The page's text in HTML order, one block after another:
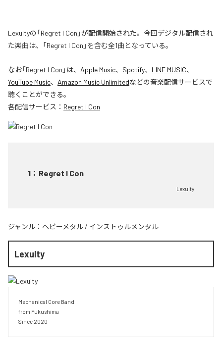
Lexultyの「Regret I Con」が配信開始された。今回デジタル配信され
た楽曲は、「Regret I Con」を含む全1曲となっている。
なお「Regret I Con 」は、 Apple Music、 Spotify、 LINE MUSIC、
YouTube Music、 Amazon Music Unlimitedなどの音楽配信サービスで
聴くことができる。
各配信サービス： Regret I Con
1 ： Regret I Con
Lexulty
ジャンル： ヘビーメタル / インストゥルメンタル
Lexulty
Mechanical Core Band
from Fukushima
Since 2020